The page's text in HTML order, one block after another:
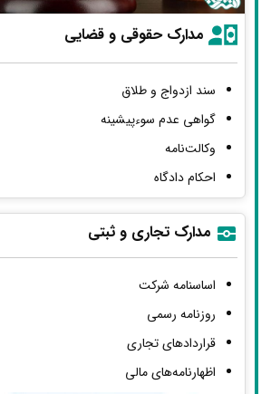
مدارک حقوقی و قضایی
سند ازدواج و طلاق
گواهی عدم سوءپیشینه
وکالت‌نامه
احکام دادگاه
مدارک تجاری و ثبتی
اساسنامه شرکت
روزنامه رسمی
قراردادهای تجاری
اظهارنامه‌های مالی